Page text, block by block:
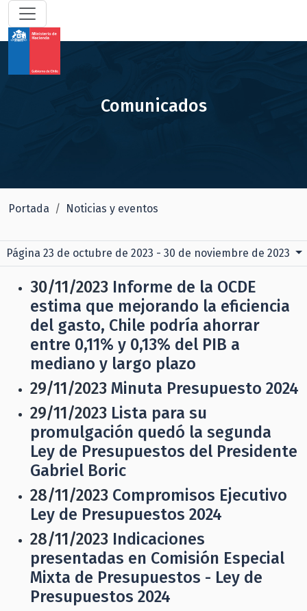
Comunicados
Portada Noticias y eventos
Página 23 de octubre de 2023 - 30 de noviembre de 2023
30/11/2023 Informe de la OCDE
estima que mejorando la eficiencia
del gasto, Chile podría ahorrar
entre 0,11% y 0,13% del PIB a
mediano y largo plazo
29/11/2023 Minuta Presupuesto 2024
29/11/2023 Lista para su
promulgación quedó la segunda
Ley de Presupuestos del Presidente
Gabriel Boric
28/11/2023 Compromisos Ejecutivo
Ley de Presupuestos 2024
28/11/2023 Indicaciones
presentadas en Comisión Especial
Mixta de Presupuestos - Ley de
Presupuestos 2024